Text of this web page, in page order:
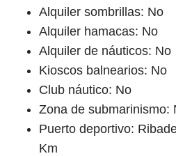
Alquiler sombrillas: No
Alquiler hamacas: No
Alquiler de náuticos: No
Kioscos balnearios: No
Club náutico: No
Zona de submarinismo:
Puerto deportivo:
Km